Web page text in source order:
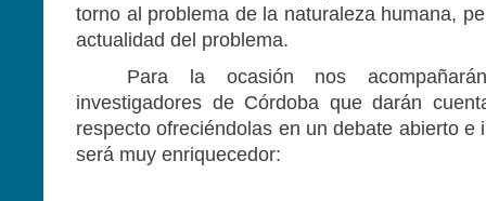
torno al problema de la naturaleza humana,
actualidad del problema.
Para la ocasión nos
investigadores de Córdoba que darán
respecto ofreciéndolas en un debate abierto e
será muy enriquecedor: